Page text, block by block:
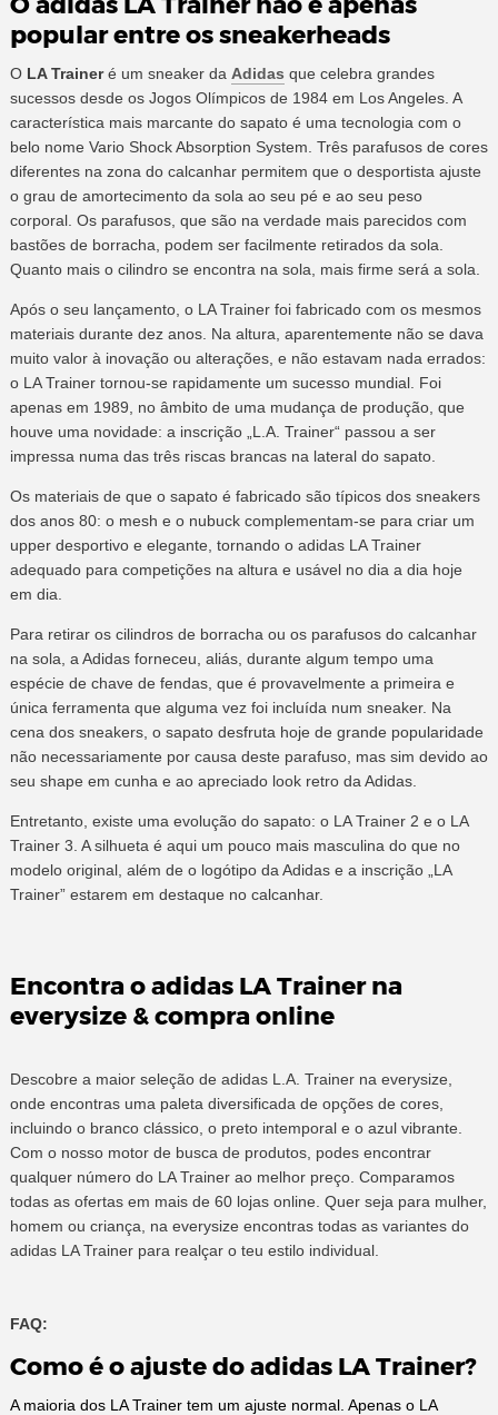
popular entre os sneakerheads
O LA Traineré um sneaker da Adidas que celebra grandes
sucessos desde os Jogos Olímpicos de 1984 em Los Angeles. A
característica mais marcante do sapato é uma tecnologia com o
belo nome Vario Shock Absorption System. Três parafusos de cores
diferentes na zona do calcanhar permitem que o desportista ajuste
o grau de amortecimento da sola ao seu pé e ao seu peso
corporal. Os parafusos, que são na verdade mais parecidos com
bastões de borracha, podem ser facilmente retirados da sola.
Quanto mais o cilindro se encontra na sola, mais firme será a sola.
Após o seu lançamento, o LA Trainer foi fabricado com os mesmos
materiais durante dez anos. Na altura, aparentemente não se dava
muito valor à inovação ou alterações, e não estavam nada errados:
o LA Trainer tornou-se rapidamente um sucesso mundial. Foi
apenas em 1989, no âmbito de uma mudança de produção, que
houve uma novidade: a inscrição „L.A. Trainer“ passou a ser
impressa numa das três riscas brancas na lateral do sapato.
Os materiais de que o sapato é fabricado são típicos dos sneakers
dos anos 80: o mesh e o nubuck complementam-se para criar um
upper desportivo e elegante, tornando o adidas LA Trainer
adequado para competições na altura e usável no dia a dia hoje
em dia.
Para retirar os cilindros de borracha ou os parafusos do calcanhar
na sola, a Adidas forneceu, aliás, durante algum tempo uma
espécie de chave de fendas, que é provavelmente a primeira e
única ferramenta que alguma vez foi incluída num sneaker. Na
cena dos sneakers, o sapato desfruta hoje de grande popularidade
não necessariamente por causa deste parafuso, mas sim devido ao
seu shape em cunha e ao apreciado look retro da Adidas.
Entretanto, existe uma evolução do sapato: o LA Trainer 2 e o LA
Trainer 3. A silhueta é aqui um pouco mais masculina do que no
modelo original, além de o logótipo da Adidas e a inscrição „LA
Trainer” estarem em destaque no calcanhar.
Encontra o adidas LA Trainer na
everysize & compra online
Descobre a maior seleção de adidas L.A. Trainer na everysize,
onde encontras uma paleta diversificada de opções de cores,
incluindo o branco clássico, o preto intemporal e o azul vibrante.
Com o nosso motor de busca de produtos, podes encontrar
qualquer número do LA Trainer ao melhor preço. Comparamos
todas as ofertas em mais de 60 lojas online. Quer seja para mulher,
homem ou criança, na everysize encontras todas as variantes do
adidas LA Trainer para realçar o teu estilo individual.
FAQ:
Como é o ajuste do adidas LA Trainer?
A maioria dos LA Trainer tem um ajuste normal. Apenas o LA